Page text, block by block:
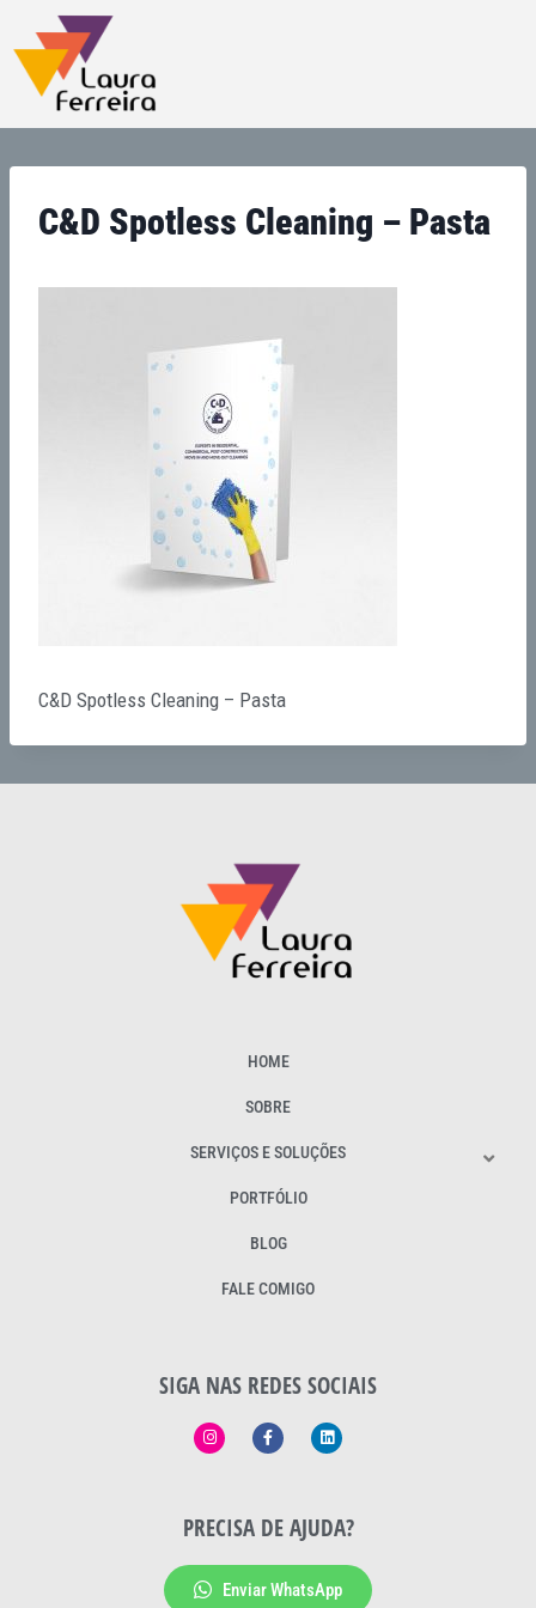
C&D Spotless Cleaning – Pasta
C&D Spotless Cleaning – Pasta
HOME
SOBRE
SERVIÇOS E SOLUÇÕES
PORTFÓLIO
BLOG
FALE COMIGO
SIGA NAS REDES SOCIAIS
PRECISA DE AJUDA?
Enviar WhatsApp